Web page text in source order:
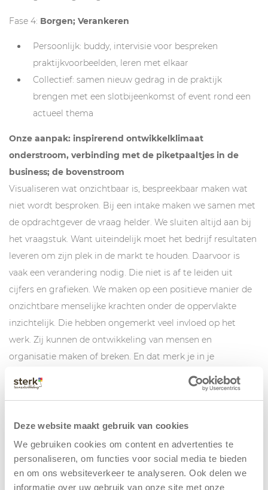
Deze website maakt gebruik van cookies
We gebruiken cookies om content en advertenties te
personaliseren, om functies voor social media te bieden
en om ons websiteverkeer te analyseren. Ook delen we
informatie over uw gebruik van onze site met onze
Fase 4: Borgen; Verankeren
Persoonlijk: buddy, intervisie voor bespreken
praktijkvoorbeelden, leren met elkaar
Collectief: samen nieuw gedrag in de praktijk
brengen met een slotbijeenkomst of event rond een
actueel thema
Onze aanpak: inspirerend ontwikkelklimaat
onderstroom, verbinding met de piketpaaltjes in de
business; de bovenstroom
Visualiseren wat onzichtbaar is, bespreekbaar maken wat
niet wordt besproken. Bij een intake maken we samen met
de opdrachtgever de vraag helder. We sluiten altijd aan bij
het vraagstuk. Want uiteindelijk moet het bedrijf resultaten
leveren om zijn plek in de markt te houden. Daarvoor is
vaak een verandering nodig. Die niet is af te leiden uit
cijfers en grafieken. We maken op een positieve manier de
onzichtbare menselijke krachten onder de oppervlakte
inzichtelijk. Die hebben ongemerkt veel invloed op het
werk. Zij kunnen de ontwikkeling van mensen en
organisatie maken of breken. En dat merk je in je
resultaten. Met de kleurentaal van Insights is deze makkelijk
te benoemen.
zullen we nog steeds zorgen voor een inspirerende sessie
die mensen uitnodigt om zichzelf los te maken. Natuurlijk
zorgen we voor een klimaat waarin mensen zich veilig
voelen. Soms is het nodig te confronteren en discussies op